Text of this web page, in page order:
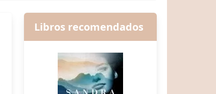
Libros recomendados